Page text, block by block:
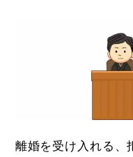
離婚を受け入れる、